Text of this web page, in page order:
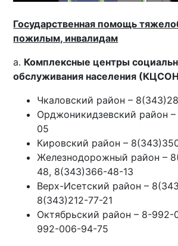
Государственная помощь
пожилым, инвалидам
a. Комплексные центры
обслуживания населения
Чкаловский район –
Орджоникидзевский район
05
Кировский район –
Железнодорожный район –
48, 8(343)366-48-13
Верх-Исетский район –
8(343)212-77-21
Октябрьский район – 8-
992-006-94-75